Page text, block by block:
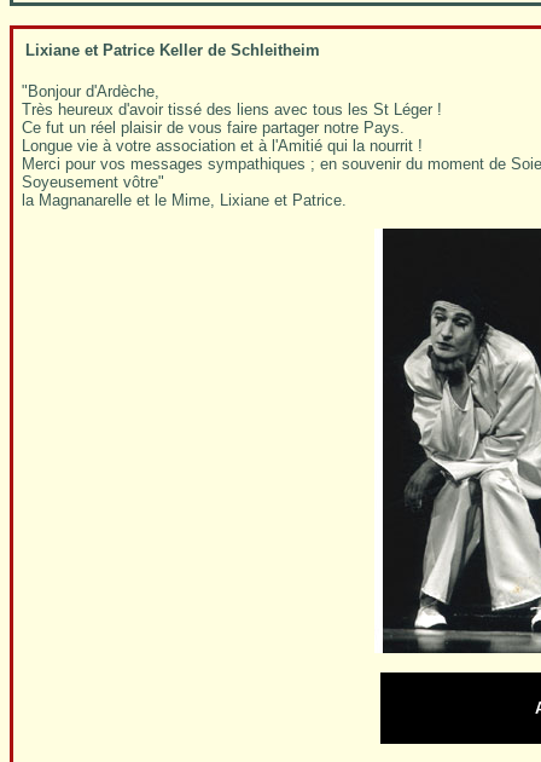
Lixiane et Patrice Keller de Schleitheim
"Bonjour d'Ardèche,
Très heureux d'avoir tissé des liens avec tous les St Léger !
Ce fut un réel plaisir de vous faire partager notre Pays.
Longue vie à votre association et à l'Amitié qui la nourrit !
Merci pour vos messages sympathiques ; en souvenir du moment de
Soyeusement vôtre"
la Magnanarelle et le Mime, Lixiane et Patrice.